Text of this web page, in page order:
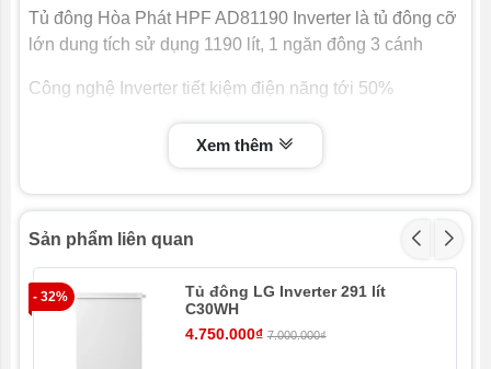
Ngăn đông
mềm:
Công nghệ
Đang cập nhật
Đồng
Chất liệu
Thân tủ – bên
ngoài:
Chất liệu lòng
Nhôm sơn tĩnh điện
Tủ đông Hòa Phát HPF AD81190 Inverter là tủ đông cỡ
lớn dung tích sử dụng 1190 lít, 1 ngăn đông 3 cánh
Công nghệ Inverter tiết kiệm điện năng tới 50%
Dàn đồng nguyên chất siêu bền làm lạnh nhanh.
Kiểu dáng sang trọng hiện đại tiết kiện không gian, phù
hợp với gia đình ít người hay các cửa hàng
Xem thêm
Sản phẩm liên quan
- 32%
Tủ đông LG Inverter 291 lít
C30WH
4.750.000₫ 7.000.000₫